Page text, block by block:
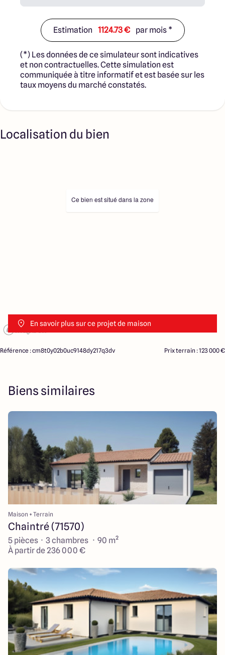
nos partenaires fonciers.
Estimation 1124.73 € par mois *
(*) Les données de ce simulateur sont indicatives
et non contractuelles. Cette simulation est
communiquée à titre informatif et est basée sur les
taux moyens du marché constatés.
Localisation du bien
En savoir plus sur ce projet de maison
Ce bien est situé dans la zone
Référence : cm8t0y02b0uc9148dy217q3dv Prix terrain : 123 000 €
Biens similaires
Maison + Terrain
Chaintré (71570)
5 pièces · 3 chambres · 90 m²
À partir de 236 000 €